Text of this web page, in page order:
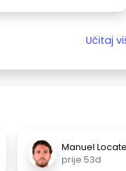
Učitaj
Manuel
prije 53d